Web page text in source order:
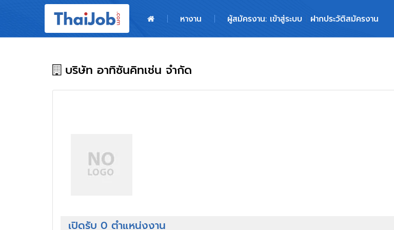
หางาน ผู้สมัครงาน: เข้าสู่ระบบ ฝากประวัติสมัครงาน
ผู้สมัครงาน: เข้าสู่ระบบ
บริษัท อาทิซันคิทเช่น จำกัด
เปิดรับ 0 ตำแหน่งงาน